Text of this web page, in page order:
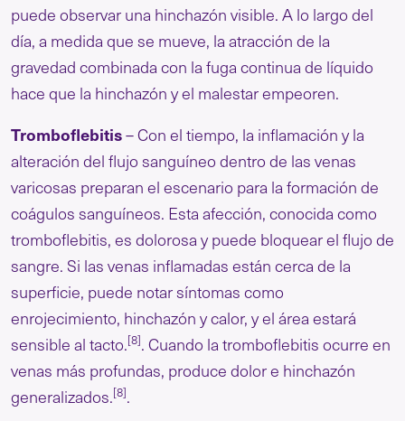
puede observar una hinchazón visible. A lo largo del
día, a medida que se mueve, la atracción de la
gravedad combinada con la fuga continua de líquido
hace que la hinchazón y el malestar empeoren.
Tromboflebitis– Con el tiempo, la inflamación y la
alteración del flujo sanguíneo dentro de las venas
varicosas preparan el escenario para la formación de
coágulos sanguíneos. Esta afección, conocida como
tromboflebitis, es dolorosa y puede bloquear el flujo de
sangre. Si las venas inflamadas están cerca de la
superficie, puede notar síntomas como
enrojecimiento, hinchazón y calor, y el área estará
sensible al tacto.[8]. Cuando la tromboflebitis ocurre en
venas más profundas, produce dolor e hinchazón
generalizados.[8].